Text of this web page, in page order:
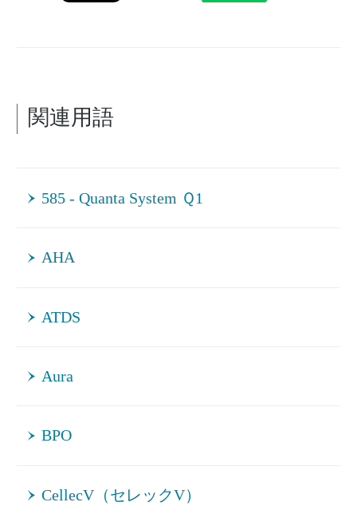
関連用語
585 - Quanta System Ｑ1
AHA
ATDS
Aura
BPO
CellecV（セレックV）